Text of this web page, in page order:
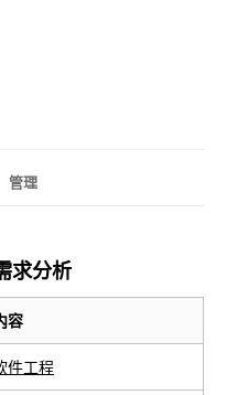
管理
求分析
容
件工程